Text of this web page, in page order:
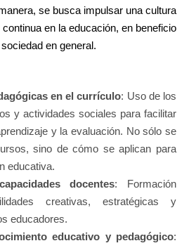
se busca impulsar una cultura
en la educación, en beneficio
en general.
en el currículo: Uso de los
y actividades sociales para facilitar
y la evaluación. No sólo se
sino de cómo se aplican para
educativa.
docentes: Formación
creativas, estratégicas y
educadores.
educativo y pedagógico: